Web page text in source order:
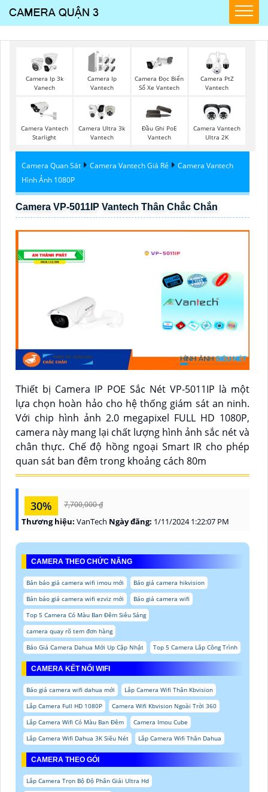
Camera Ip 3k
Vanech
Camera Ip
Vantech
Camera Đọc Biển
Số Xe Vantech
Camera PtZ
Vantech
Camera Vantech
Starlight
Camera Ultra 3k
Vantech
Đầu Ghi PoE
Vantech
Camera Vantech
Ultra 2K
Camera Quan Sát Camera Vantech Giá Rẻ
Camera Vantech
Hình Ảnh 1080P
Camera VP-5011IP Vantech Thân Chắc Chắn
Thiết bị Camera IP POE Sắc Nét VP-5011IP là một
lựa chọn hoàn hảo cho hệ thống giám sát an ninh.
Với chip hình ảnh 2.0 megapixel FULL HD 1080P,
camera này mang lại chất lượng hình ảnh sắc nét và
chân thực. Chế độ hồng ngoại Smart IR cho phép
quan sát ban đêm trong khoảng cách 80m
30% 7,700,000 ₫
Thương hiệu: VanTech Ngày đăng: 1/11/2024 1:22:07 PM
CAMERA THEO CHỨC NĂNG
Bản báo giá camera wifi imou mới
Báo giá camera hikvision
Bản báo giá camera wifi ezviz mới
Báo giá camera wifi
Top 5 Camera Có Màu Ban Đêm Siêu Sáng
camera quay rõ tem đơn hàng
Báo Giá Camera Dahua Mới Up Cập Nhật
Top 5 Camera Lắp Công Trình
CAMERA KẾT NỐI WIFI
Báo giá camera wifi dahua mới
Lắp Camera Wifi Thân Kbvision
Lắp Camera Full HD 1080P
Camera Wifi Kbvision Ngoài Trời 360
Lắp Camera Wifi Có Màu Ban Đêm
Camera Imou Cube
Lắp Camera Wifi Dahua 3K Siêu Nét
Lắp Camera Wifi Thân Dahua
CAMERA THEO GÓI
Lắp Camera Trọn Bộ Độ Phân Giải Ultra Hd